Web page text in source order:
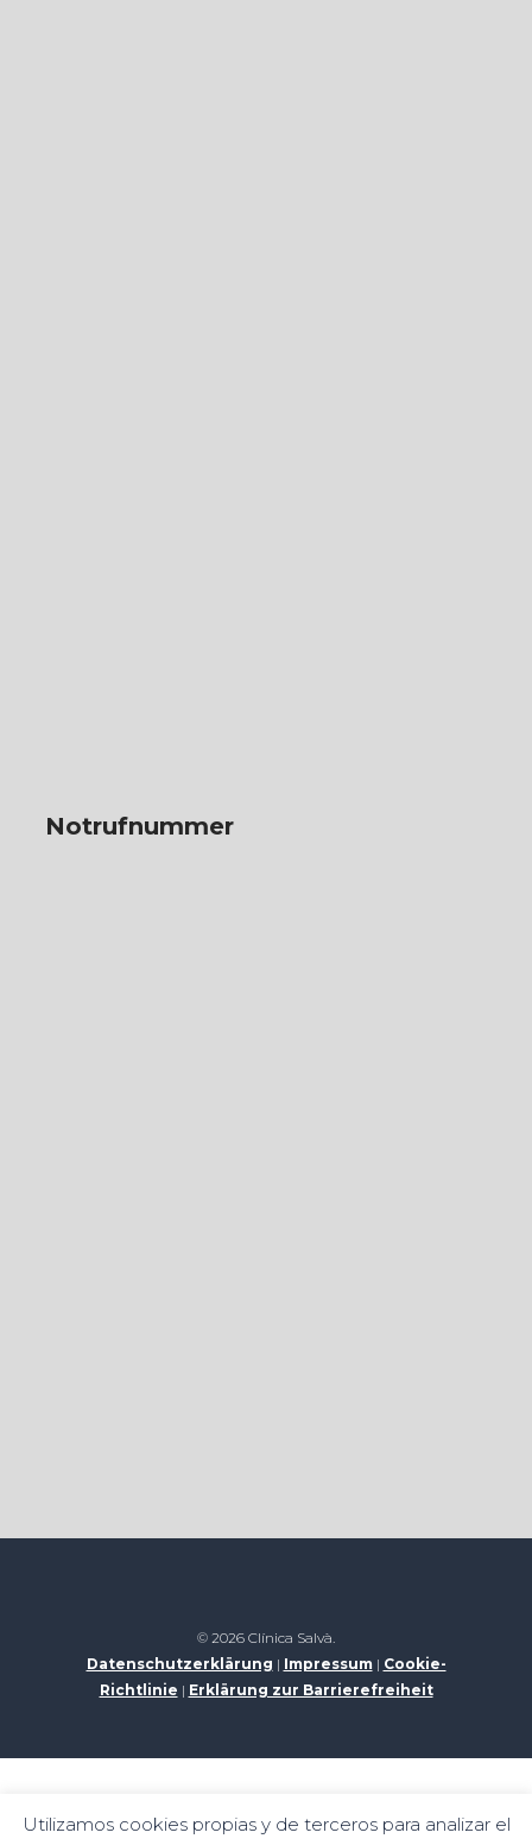
Notrufnummer
© 2026 Clínica Salvà.
Datenschutzerklärung | Impressum | Cookie-
Richtlinie | Erklärung zur Barrierefreiheit
Utilizamos cookies propias y de terceros para analizar el
Digital kit programme funded by the Next
Generation funds of the recovery and resilience